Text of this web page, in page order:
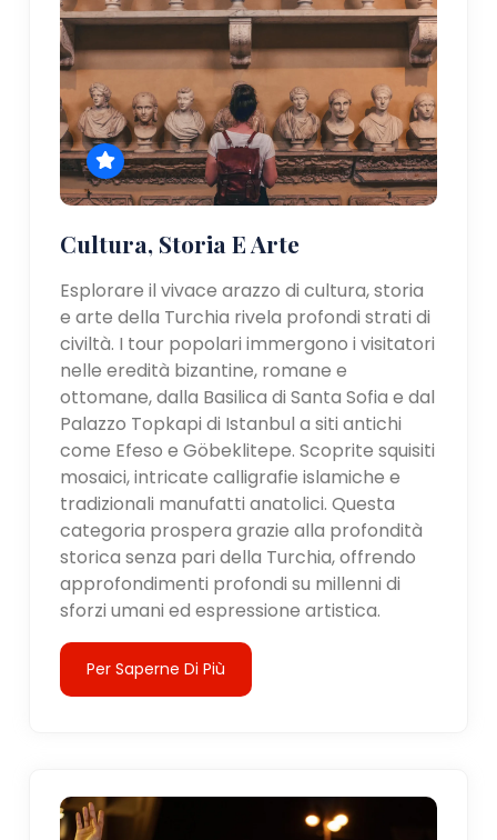
Cultura, Storia E Arte
Esplorare il vivace arazzo di cultura, storia
e arte della Turchia rivela profondi strati di
civiltà. I tour popolari immergono i visitatori
nelle eredità bizantine, romane e
ottomane, dalla Basilica di Santa Sofia e dal
Palazzo Topkapi di Istanbul a siti antichi
come Efeso e Göbeklitepe. Scoprite squisiti
mosaici, intricate calligrafie islamiche e
tradizionali manufatti anatolici. Questa
categoria prospera grazie alla profondità
storica senza pari della Turchia, offrendo
approfondimenti profondi su millenni di
sforzi umani ed espressione artistica.
Per Saperne Di Più